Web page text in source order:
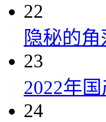
22
隐秘的角
23
2022年
24